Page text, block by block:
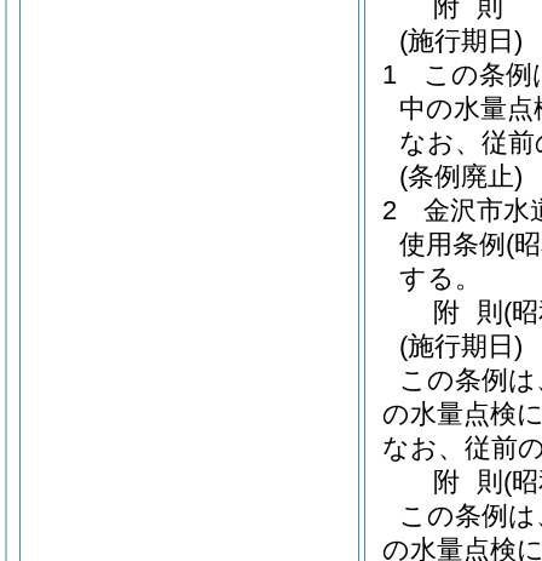
附 則
(施行期日)
1
この条例
中の水量
なお、従
(条例廃止)
2
金沢市水
使用条例 (
する。
附 則 (
(施行期日)
この条例
の水量点検
なお、従前
附 則 (
この条例
の水量点検